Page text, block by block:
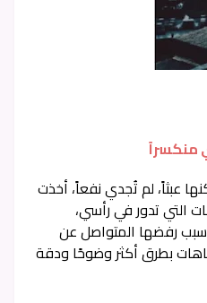
منكسراََ
عبثاً، لم تُجدي نفعاً، أخذت
التي تدور في رأسي،
رفضها المتواصل عن
بطرق أكثر وضوحًا ودقة